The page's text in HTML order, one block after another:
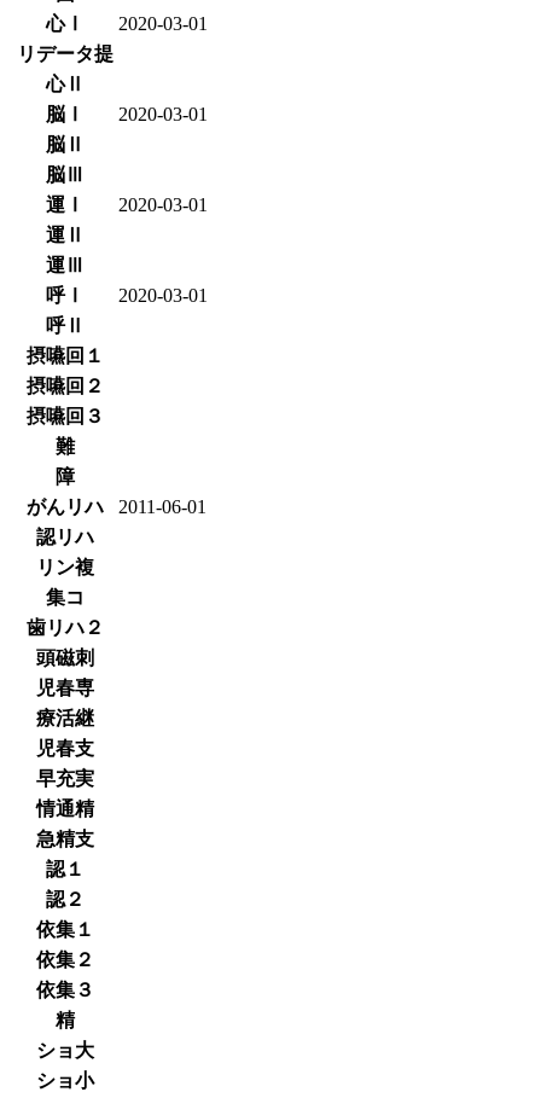
心Ⅰ
2020-03-01
リデータ提
心Ⅱ
脳Ⅰ
2020-03-01
脳Ⅱ
脳Ⅲ
運Ⅰ
2020-03-01
運Ⅱ
運Ⅲ
呼Ⅰ
2020-03-01
呼Ⅱ
摂嚥回１
摂嚥回２
摂嚥回３
難
障
がんリハ
2011-06-01
認リハ
リン複
集コ
歯リハ２
頭磁刺
児春専
療活継
児春支
早充実
情通精
急精支
認１
認２
依集１
依集２
依集３
精
ショ大
ショ小